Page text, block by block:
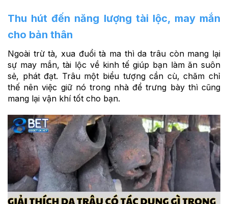
Thu hút đến năng lượng tài lộc, may mắn
cho bản thân
Ngoài trừ tà, xua đuổi tà ma thì da trâu còn mang lại
sự may mắn, tài lộc về kinh tế giúp bạn làm ăn suôn
sẻ, phát đạt. Trâu một biểu tượng cần cù, chăm chỉ
thế nên việc giữ nó trong nhà để trưng bày thì cũng
mang lại vận khí tốt cho bạn.